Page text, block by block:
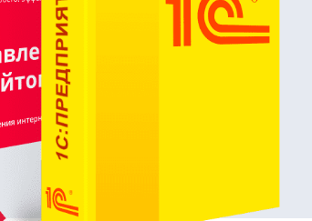
или войдите с помощью